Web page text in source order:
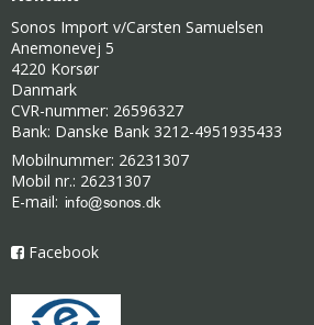
Sonos Import v/Carsten Samuelsen
Anemonevej 5
4220 Korsør
Danmark
CVR-nummer: 26596327
Bank: Danske Bank 3212-4951935433
Mobilnummer: 26231307
Mobil nr.: 26231307
E-mail:
Facebook